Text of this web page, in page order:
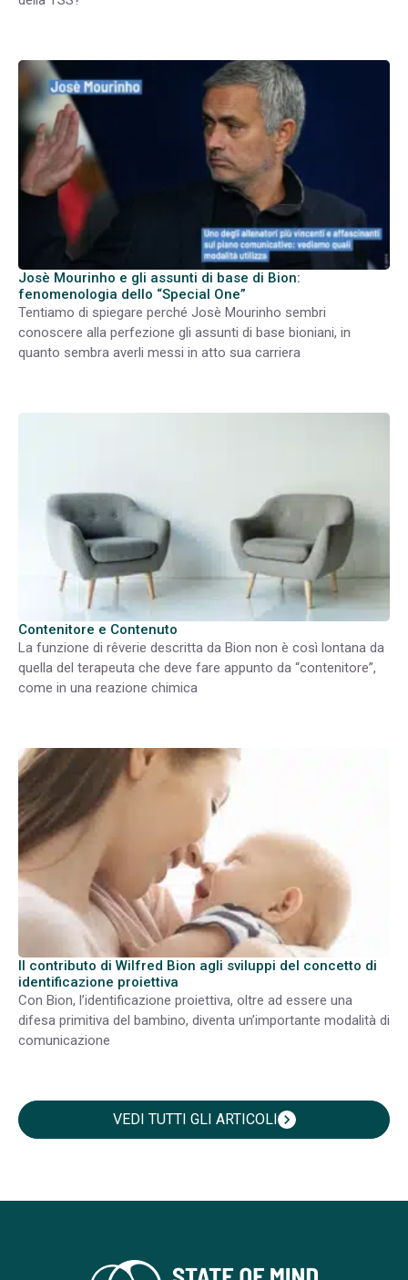
Josè Mourinho e gli assunti di base di Bion:
fenomenologia dello “Special One”
Tentiamo di spiegare perché Josè Mourinho sembri
conoscere alla perfezione gli assunti di base bioniani, in
quanto sembra averli messi in atto sua carriera
Contenitore e Contenuto
La funzione di rêverie descritta da Bion non è così lontana da
quella del terapeuta che deve fare appunto da “contenitore”,
come in una reazione chimica
Il contributo di Wilfred Bion agli sviluppi del concetto di
identificazione proiettiva
Con Bion, l’identificazione proiettiva, oltre ad essere una
difesa primitiva del bambino, diventa un’importante modalità di
comunicazione
VEDI TUTTI GLI ARTICOLI chevron_right